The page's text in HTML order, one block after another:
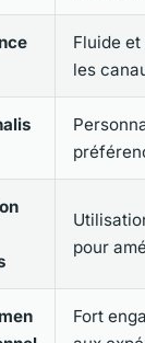
Fluide
les
pour
Fort